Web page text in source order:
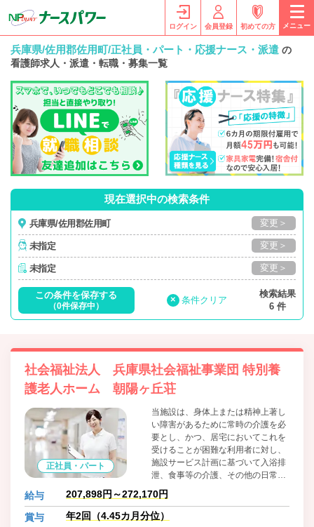
ログイン 会員登録 初めての方 メニュー
兵庫県/佐用郡佐用町/正社員・パート・応援ナース・派遣 の
看護師求人・派遣・転職・募集一覧
現在選択中の検索条件
兵庫県/佐用郡佐用町 変更＞
未指定 変更＞
未指定 変更＞
この条件を保存する
（0件保存中）
× 条件クリア
検索結果
6 件
社会福祉法人 兵庫県社会福祉事業団 特別養
護老人ホーム 朝陽ヶ丘荘
正社員・パート
当施設は、身体上または精神上著し
い障害があるために常時の介護を必
要とし、かつ、居宅においてこれを
受けることが困難な利用者に対し、
施設サービス計画に基づいて入浴排
泄、食事等の介護、その他の日常生
活上の介助、機能訓練、健康管理及
び療養上の援助を行っております。
給与 207,898円～272,170円
賞与 年2回（4.45カ月分位）